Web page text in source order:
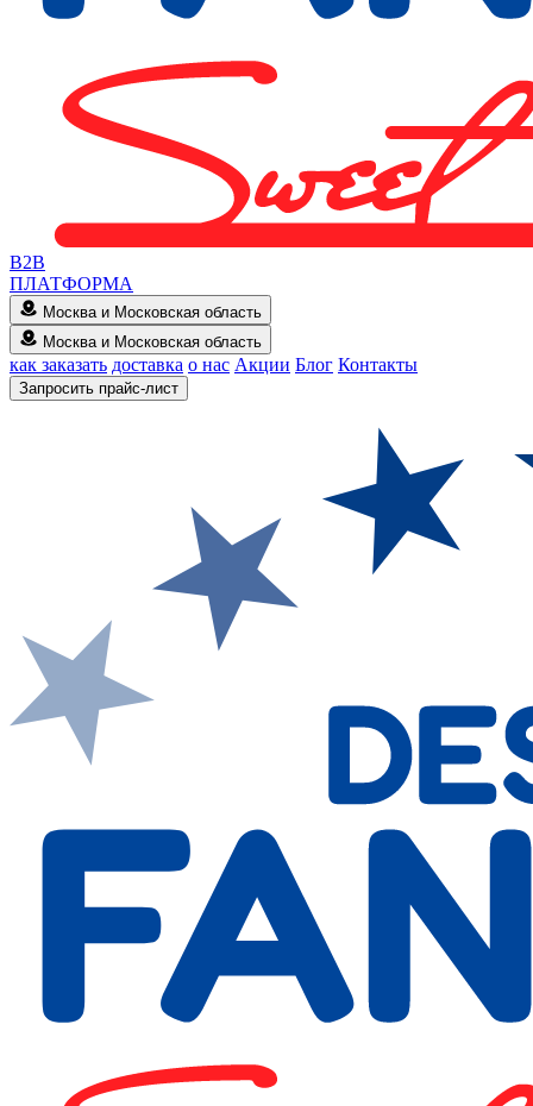
B2B
ПЛАТФОРМА
Москва и Московская область
Москва и Московская область
как заказать доставка о нас Акции Блог Контакты
Запросить прайс-лист